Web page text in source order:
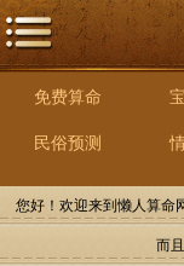
免费算命
民俗预测
您好！欢迎来到懒人算命
而